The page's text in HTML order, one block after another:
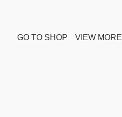
VIEW MORE
GO TO SHOP